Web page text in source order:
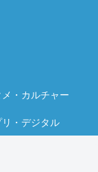
・カルチャー
リ・デジタル